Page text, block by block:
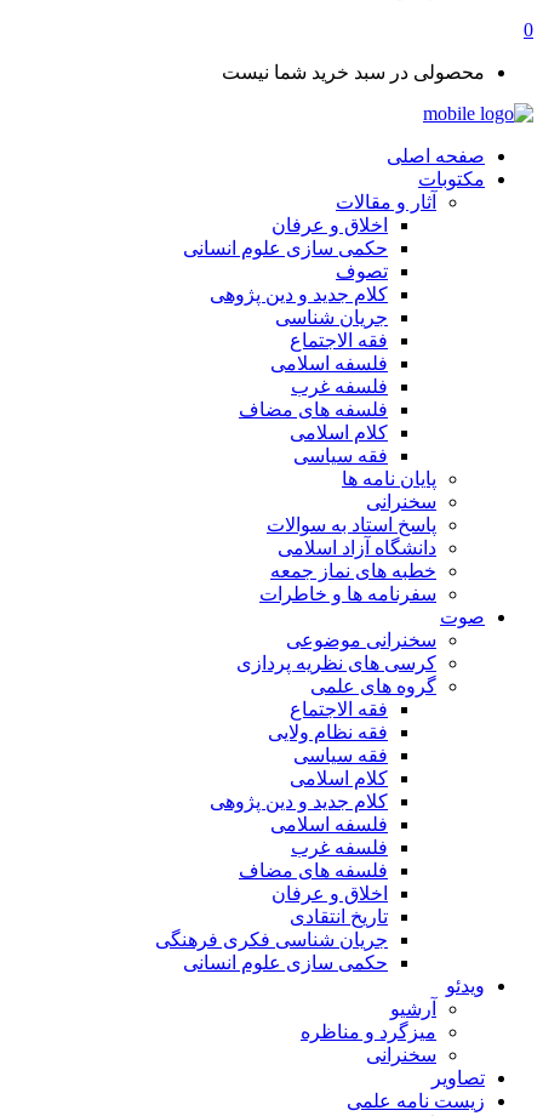
0
محصولی در سبد خرید شما نیست
صفحه اصلی
مکتوبات
آثار و مقالات
اخلاق و عرفان
حکمی سازی علوم انسانی
تصوف
کلام جدید و دین پژوهی
جریان شناسی
فقه الاجتماع
فلسفه اسلامی
فلسفه غرب
فلسفه های مضاف
کلام اسلامی
فقه سیاسی
پایان نامه ها
سخنرانی
پاسخ استاد به سوالات
دانشگاه آزاد اسلامی
خطبه های نماز جمعه
سفرنامه ها و خاطرات
صوت
سخنرانی موضوعی
کرسی های نظریه پردازی
گروه های علمی
فقه الاجتماع
فقه نظام ولایی
فقه سیاسی
کلام اسلامی
کلام جدید و دین پژوهی
فلسفه اسلامی
فلسفه غرب
فلسفه های مضاف
اخلاق و عرفان
تاریخ انتقادی
جریان شناسی فکری فرهنگی
حکمی سازی علوم انسانی
ویدئو
آرشیو
میزگرد و مناظره
سخنرانی
تصاویر
زیست نامه علمی